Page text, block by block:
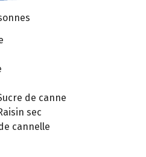
de canne
sec
cannelle